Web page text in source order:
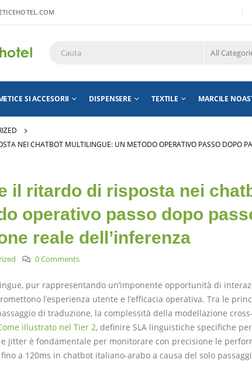
All
SI ACCESORII DISPENSERE TEXTILE MARCILE
NEI CHATBOT MULTILINGUE: UN METODO OPERATIVO PASSO DOPO
il ritardo di risposta nei
operativo passo dopo
reale dell’inferenza
0 Comments
pur rappresentando un’imponente opportunità di
l’esperienza utente e l’efficacia operativa. Tra le
di traduzione, la complessità della modellazione
illustrato nel Tier 2, definire SLA linguistiche specifiche
jitter è fondamentale per monitorare con precisione le
a 120ms in chatbot italiano-arabo a causa del solo